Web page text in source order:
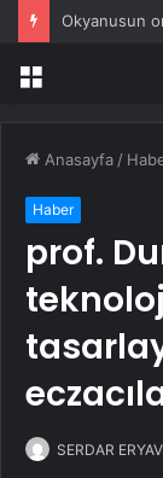
Menü
Anasayfa /
Haber
prof.
SERDAR